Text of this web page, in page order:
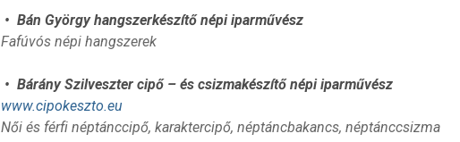
• Bán György hangszerkészítő népi iparművész
Fafúvós népi hangszerek
• Bárány Szilveszter cipő – és csizmakészítő népi iparművész
www.cipokeszto.eu
Női és férfi néptánccipő, karaktercipő, néptáncbakancs, néptánccsizma